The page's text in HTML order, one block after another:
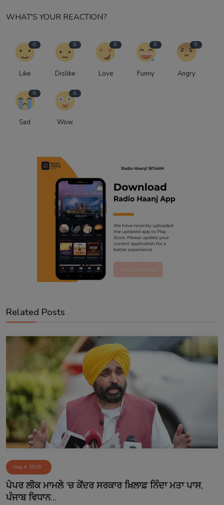
WHAT'S YOUR REACTION?
0
Like
0
Dislike
0
Love
0
Funny
0
Angry
0
Sad
0
Wow
Related Posts
Aug 4, 2026
ਪੇਪਰ ਲੀਕ ਮਾਮਲੇ 'ਚ ਕੇਂਦਰ ਸਰਕਾਰ ਖ਼ਿਲਾਫ਼ ਨਿੰਦਾ ਮਤਾ ਪਾਸ,
ਪੰਜਾਬ ਵਿਧਾਨ...